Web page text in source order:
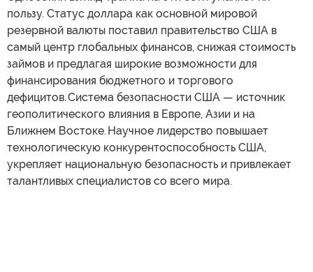
пользу. Статус доллара как основной мировой
резервной валюты поставил правительство США в
самый центр глобальных финансов, снижая стоимость
займов и предлагая широкие возможности для
финансирования бюджетного и торгового
дефицитов. Система безопасности США — источник
геополитического влияния в Европе, Азии и на
Ближнем Востоке. Научное лидерство повышает
технологическую конкурентоспособность США,
укрепляет национальную безопасность и привлекает
талантливых специалистов со всего мира.